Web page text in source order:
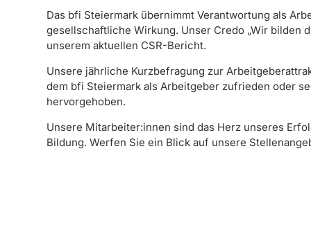
Das bfi Steiermark übernimmt Verantwortung als
gesellschaftliche Wirkung. Unser Credo „Wir bilden
unserem aktuellen CSR-Bericht.
Unsere jährliche Kurzbefragung zur
dem bfi Steiermark als Arbeitgeber zufrieden oder
hervorgehoben.
Unsere Mitarbeiter:innen sind das Herz unseres
Bildung. Werfen Sie ein Blick auf unsere